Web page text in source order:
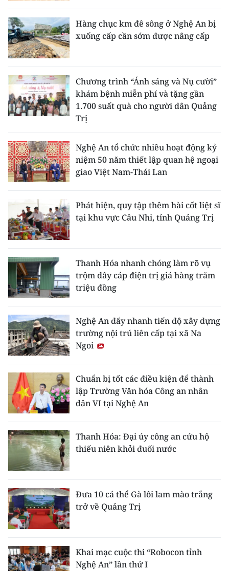
Hàng chục km đê sông ở Nghệ An bị
xuống cấp cần sớm được nâng cấp
Chương trình “Ánh sáng và Nụ cười”
khám bệnh miễn phí và tặng gần
1.700 suất quà cho người dân Quảng
Trị
Nghệ An tổ chức nhiều hoạt động kỷ
niệm 50 năm thiết lập quan hệ ngoại
giao Việt Nam-Thái Lan
Phát hiện, quy tập thêm hài cốt liệt sĩ
tại khu vực Câu Nhi, tỉnh Quảng Trị
Thanh Hóa nhanh chóng làm rõ vụ
trộm dây cáp điện trị giá hàng trăm
triệu đồng
Nghệ An đẩy nhanh tiến độ xây dựng
trường nội trú liên cấp tại xã Na
Ngoi
Chuẩn bị tốt các điều kiện để thành
lập Trường Văn hóa Công an nhân
dân VI tại Nghệ An
Thanh Hóa: Đại úy công an cứu hộ
thiếu niên khỏi đuối nước
Đưa 10 cá thể Gà lôi lam mào trắng
trở về Quảng Trị
Khai mạc cuộc thi “Robocon tỉnh
Nghệ An” lần thứ I